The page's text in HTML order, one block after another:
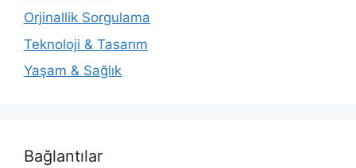
Orjinallik Sorgulama
Teknoloji & Tasarım
Yaşam & Sağlık
Bağlantılar